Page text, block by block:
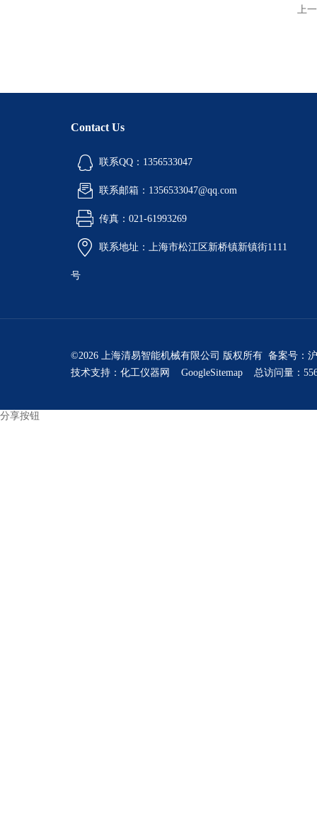
上
Contact Us
联系QQ：1356533047
联系邮箱：1356533047@qq.com
传真：021-61993269
联系地址：上海市松江区新桥镇新镇街1111
号
©2026 上海清易智能机械有限公司 版权所有 备案号：
技术支持： 化工仪器网 GoogleSitemap 总访问量：
分享按钮